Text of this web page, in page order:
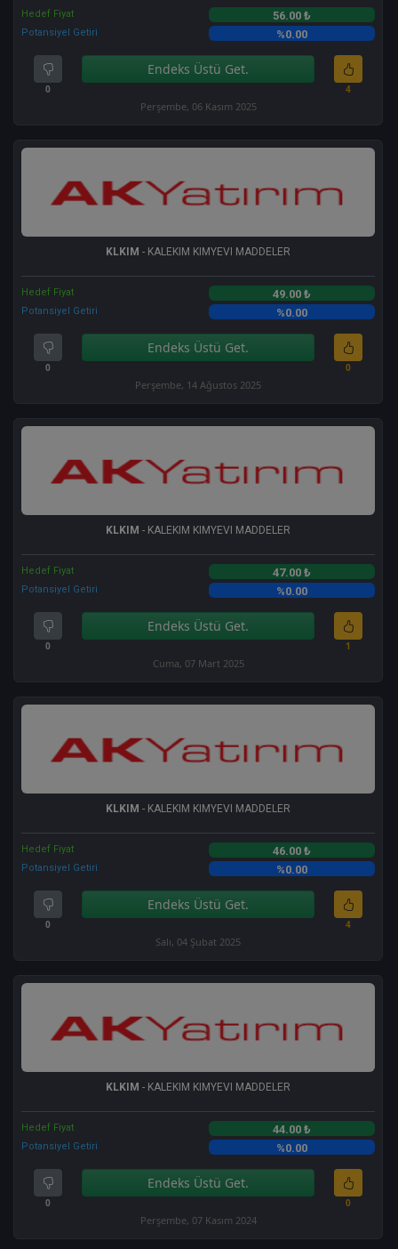
Hedef Fiyat 56.00 ₺
Potansiyel Getiri %0.00
0
Endeks Üstü Get.
4
Perşembe, 06 Kasım 2025
KLKIM - KALEKIM KIMYEVI MADDELER
Hedef Fiyat 49.00 ₺
Potansiyel Getiri %0.00
0
Endeks Üstü Get.
0
Perşembe, 14 Ağustos 2025
KLKIM - KALEKIM KIMYEVI MADDELER
Hedef Fiyat 47.00 ₺
Potansiyel Getiri %0.00
0
Endeks Üstü Get.
1
Cuma, 07 Mart 2025
KLKIM - KALEKIM KIMYEVI MADDELER
Hedef Fiyat 46.00 ₺
Potansiyel Getiri %0.00
0
Endeks Üstü Get.
4
Salı, 04 Şubat 2025
KLKIM - KALEKIM KIMYEVI MADDELER
Hedef Fiyat 44.00 ₺
Potansiyel Getiri %0.00
0
Endeks Üstü Get.
0
Perşembe, 07 Kasım 2024